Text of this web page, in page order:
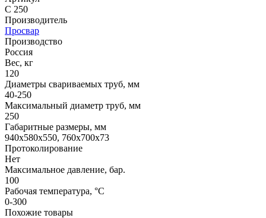
C 250
Производитель
Просвар
Производство
Россия
Вес, кг
120
Диаметры свариваемых труб, мм
40-250
Максимальный диаметр труб, мм
250
Габаритные размеры, мм
940х580х550, 760х700х73
Протоколирование
Нет
Максимальное давление, бар.
100
Рабочая температура, °С
0-300
Похожие товары